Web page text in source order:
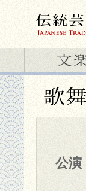
公演